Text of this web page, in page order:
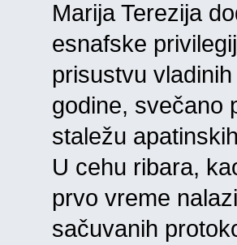
Marija Terezija
esnafske
prisustvu
godine, svečano
staležu
U cehu ribara,
prvo vreme
sačuvanih